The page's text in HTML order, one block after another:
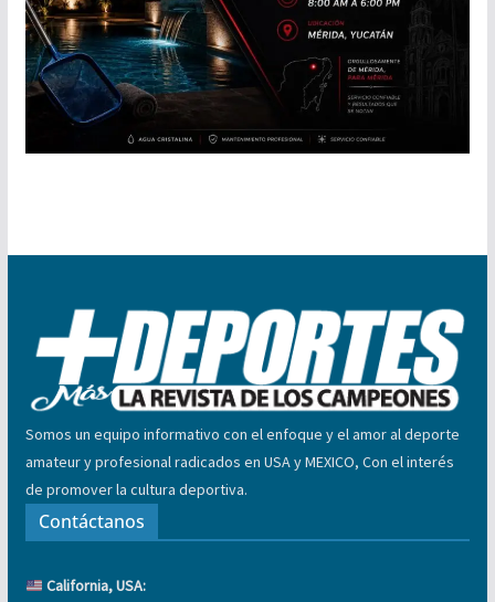
Somos un equipo informativo con el enfoque y el amor al deporte
amateur y profesional radicados en USA y MEXICO, Con el interés
de promover la cultura deportiva.
Contáctanos
California, USA: